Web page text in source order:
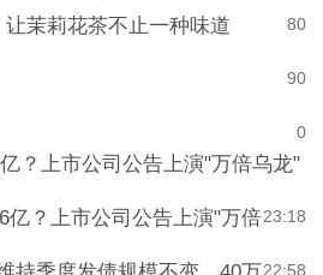
0
8
茉莉花茶不止一种味道
0
9
0
？上市公司公告上演"万倍乌龙"
23:18
亿？上市公司公告上演"万倍
22:58